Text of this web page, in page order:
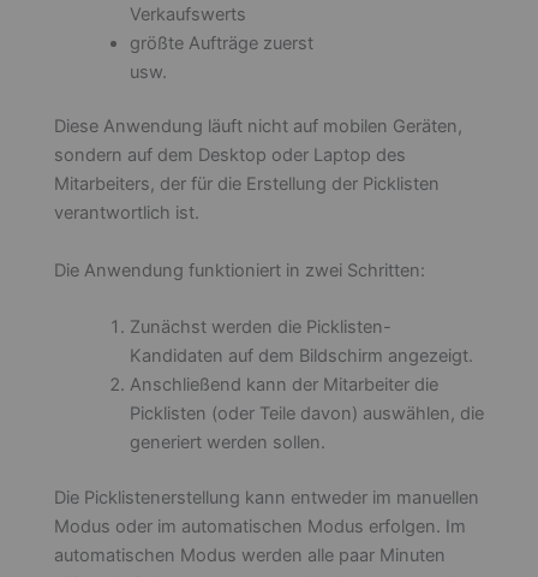
Verkaufswerts
größte Aufträge zuerst
usw.
Diese Anwendung läuft nicht auf mobilen Geräten,
sondern auf dem Desktop oder Laptop des
Mitarbeiters, der für die Erstellung der Picklisten
verantwortlich ist.
Die Anwendung funktioniert in zwei Schritten:
Zunächst werden die Picklisten-
Kandidaten auf dem Bildschirm angezeigt.
Anschließend kann der Mitarbeiter die
Picklisten (oder Teile davon) auswählen, die
generiert werden sollen.
Die Picklistenerstellung kann entweder im manuellen
Modus oder im automatischen Modus erfolgen. Im
automatischen Modus werden alle paar Minuten